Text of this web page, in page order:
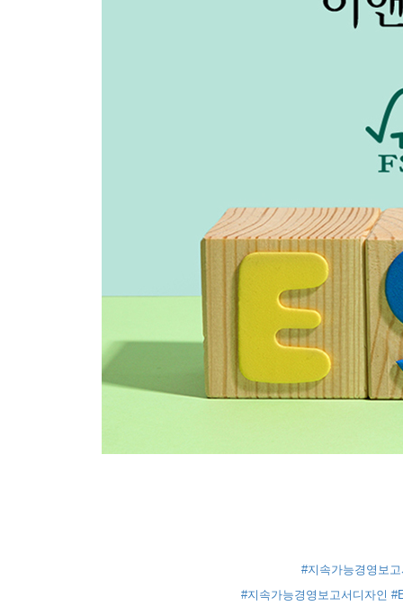
#지속가능경영보
#지속가능경영보고서디자인